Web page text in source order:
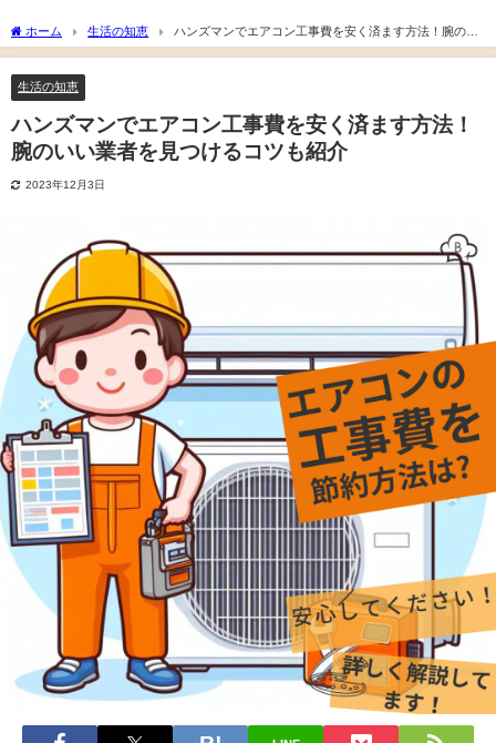
ホーム 生活の知恵
ハンズマンでエアコン工事費を安く済ます方法！腕のい
い業者を見つけるコツも紹介
生活の知恵
ハンズマンでエアコン工事費を安く済ます方法！
腕のいい業者を見つけるコツも紹介
2023年12月3日